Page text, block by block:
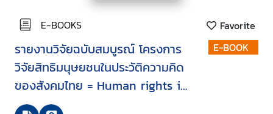
E-BOOKS Favorite
รายงานวิจัยฉบับสมบูรณ์ โครงการ
วิจัยสิทธิมนุษยชนในประวัติความคิด
ของสังคมไทย = Human rights in
Thai history of ideas
E-BOOK